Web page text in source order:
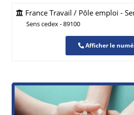
France Travail / Pôle emploi -
Sens cedex - 89100
Afficher le